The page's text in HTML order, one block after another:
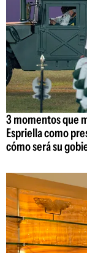
3 momentos que
Espriella como
cómo será su